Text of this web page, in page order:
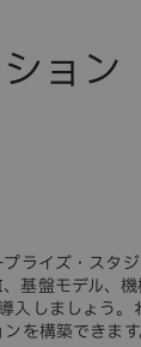
ライズ・スタ
基盤モデル、
入しましょう
を構築できます